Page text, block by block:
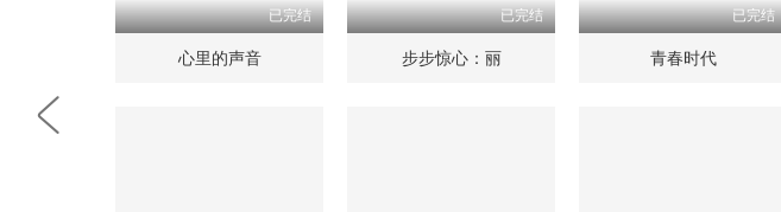
已完结
心里的声音
已完结
步步惊心：丽
已完结
青春时代